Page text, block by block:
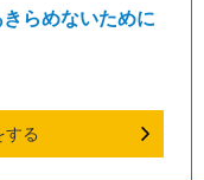
らめないために
する